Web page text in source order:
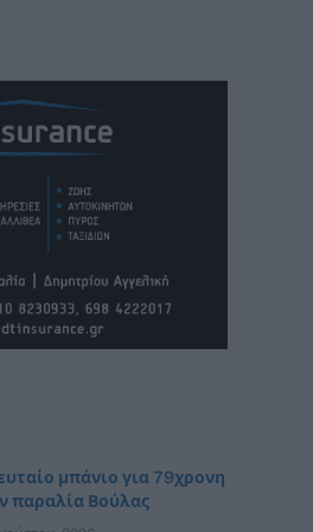
μπάνιο για 79χρονη
παραλία Βούλας